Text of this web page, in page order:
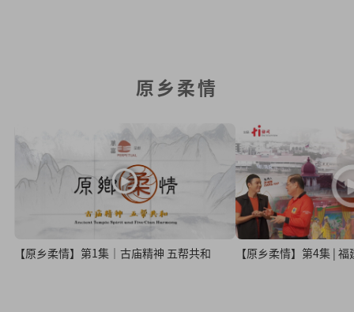
原乡柔情
【原乡柔情】第1集｜古庙精神 五帮共和 【原乡柔情】第4集 |